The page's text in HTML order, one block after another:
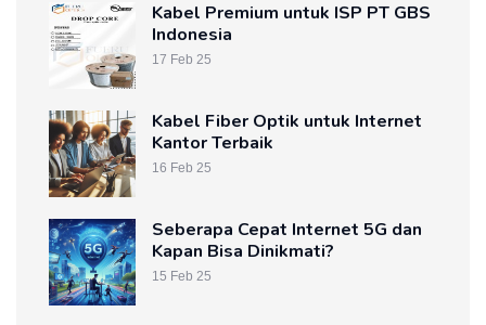
Kabel Premium untuk ISP PT GBS
Indonesia
17 Feb 25
Kabel Fiber Optik untuk Internet
Kantor Terbaik
16 Feb 25
Seberapa Cepat Internet 5G dan
Kapan Bisa Dinikmati?
15 Feb 25